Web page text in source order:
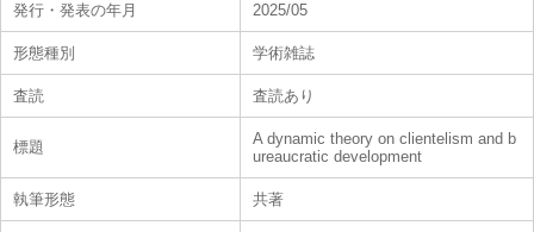
発行・発表の年月 2025/05
形態種別 学術雑誌
査読 査読あり
標題
A dynamic theory on clientelism and b
ureaucratic development
執筆形態 共著